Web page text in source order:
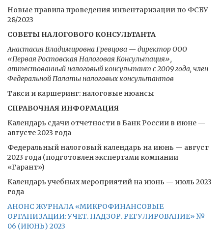
Новые правила проведения инвентаризации по ФСБУ
28/2023
СОВЕТЫ НАЛОГОВОГО КОНСУЛЬТАНТА
Анастасия Владимировна Гревцова — директор ООО
«Первая Ростовская Налоговая Консультация»,
аттестованный налоговый консультант с 2009 года, член
Федеральной Палаты налоговых консультантов
Такси и каршеринг: налоговые нюансы
СПРАВОЧНАЯ ИНФОРМАЦИЯ
Календарь сдачи отчетности в Банк России в июне —
августе 2023 года
Федеральный налоговый календарь на июнь — август
2023 года (подготовлен экспертами компании
«Гарант»)
Календарь учебных мероприятий на июнь — июль 2023
года
АНОНС ЖУРНАЛА «МИКРОФИНАНСОВЫЕ
ОРГАНИЗАЦИИ: УЧЕТ. НАДЗОР. РЕГУЛИРОВАНИЕ» №
06 (ИЮНЬ) 2023